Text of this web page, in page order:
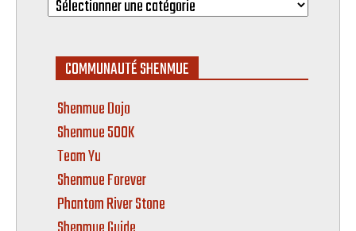
COMMUNAUTÉ SHENMUE
Shenmue Dojo
Shenmue 500K
Team Yu
Shenmue Forever
Phantom River Stone